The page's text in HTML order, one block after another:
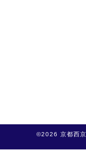
©2026 京都西